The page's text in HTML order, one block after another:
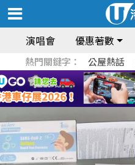
演唱會 優惠著數
熱門關鍵字： 公屋熱話